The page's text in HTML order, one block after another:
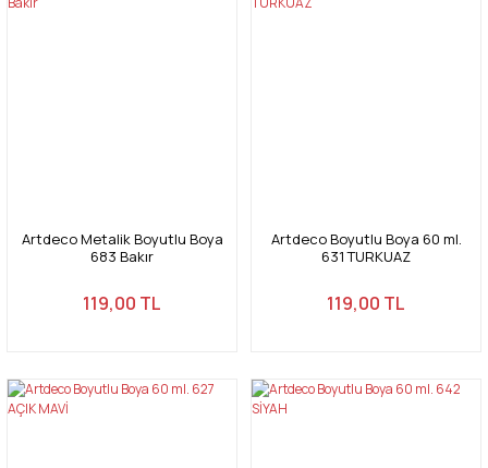
Artdeco Metalik Boyutlu Boya
683 Bakır
119,00 TL
Artdeco Boyutlu Boya 60 ml.
631 TURKUAZ
119,00 TL